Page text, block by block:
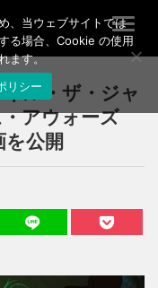
T
o
g
l
a
n
ル・ザ・ジャ
アウォーズ
公開
、当ウェブサイトでは
る場合、Cookie の使用
ます。
リシー